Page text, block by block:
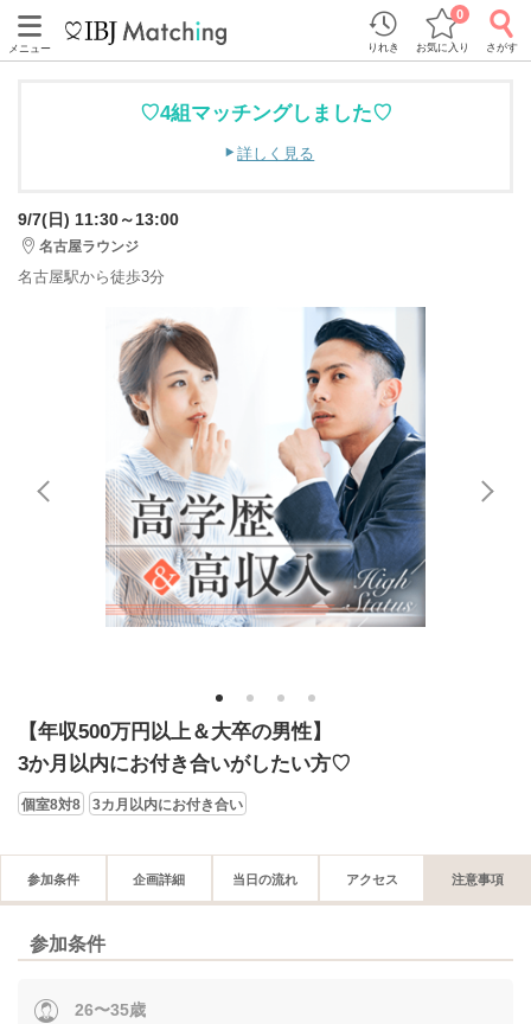
メニュー りれき お気に入り
0
さがす
♡4組マッチングしました♡
詳しく見る
9/7(日) 11:30～13:00
名古屋ラウンジ
名古屋駅から徒歩3分
1 2 3 4
【年収500万円以上＆大卒の男性】
3か月以内にお付き合いがしたい方♡
個室8対8 3カ月以内にお付き合い
参加条件 企画詳細 当日の流れ アクセス 注意事項
参加条件
26〜35歳